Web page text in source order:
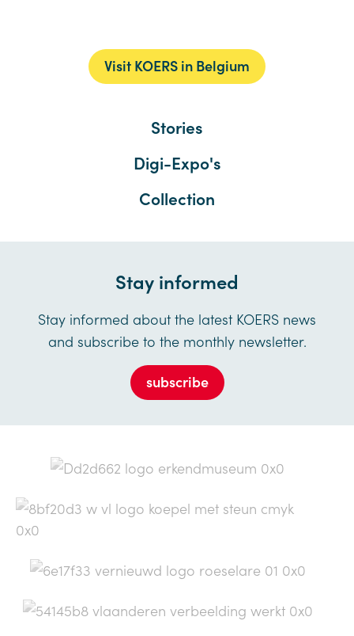
Visit KOERS in Belgium
Stories
Digi-Expo's
Collection
Stay informed
Stay informed about the latest KOERS news
and subscribe to the monthly newsletter.
subscribe